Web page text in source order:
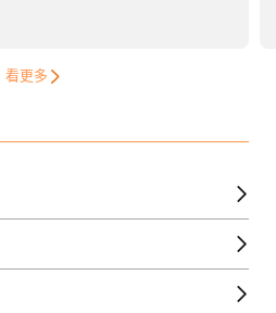
看更多